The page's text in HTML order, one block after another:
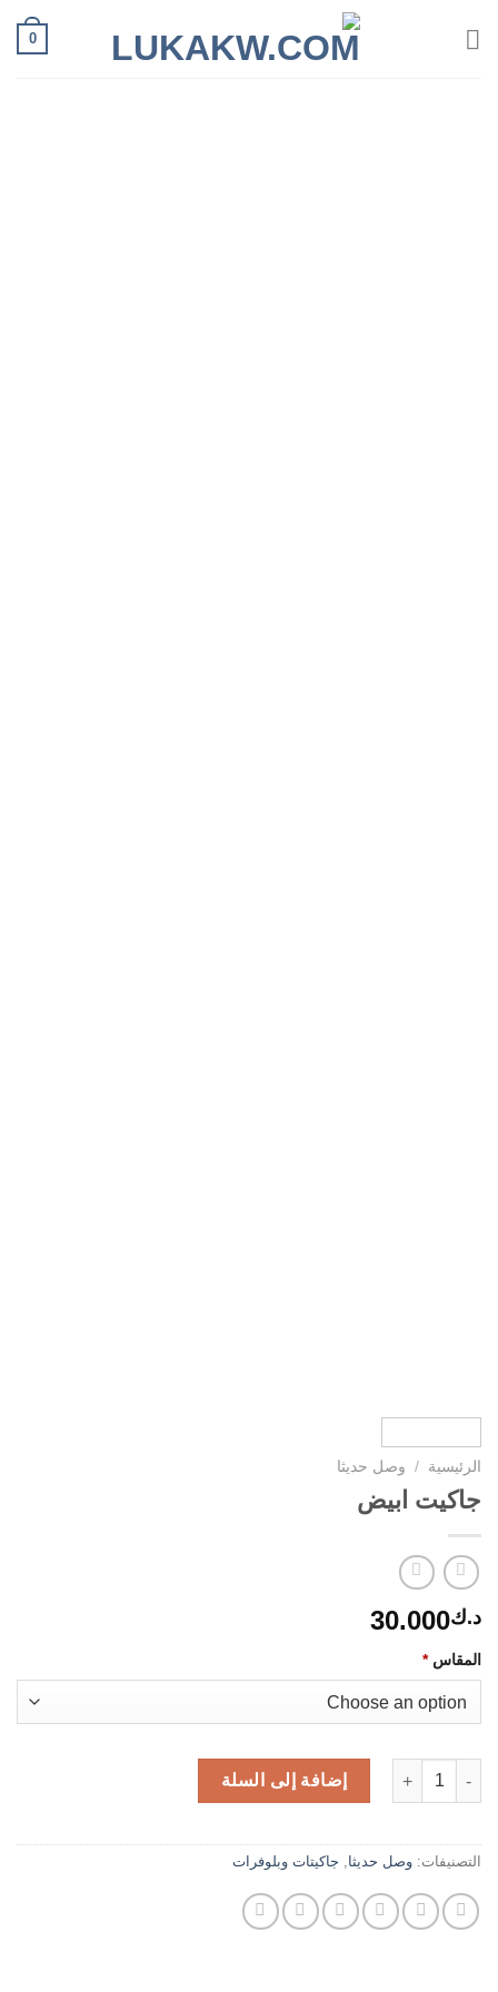
0
الرئيسية / وصل حديثا
جاكيت ابيض
د.ك30.000
المقاس *
كمية جاكيت ابيض
إضافة إلى السلة
التصنيفات: وصل حديثا, جاكيتات وبلوفرات